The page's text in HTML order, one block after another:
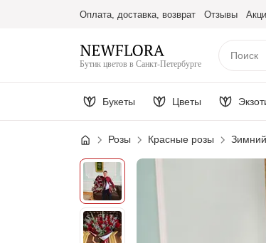
Оплата, доставка, возврат Отзывы
Бутик цветов в Санкт-Петербурге
Букеты Цветы
Розы Красные розы